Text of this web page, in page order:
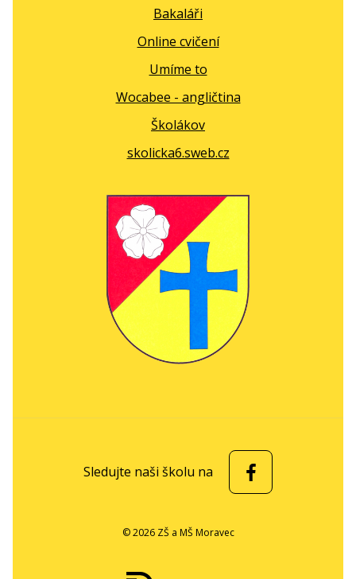
Bakaláři
Online cvičení
Umíme to
Wocabee - angličtina
Školákov
skolicka6.sweb.cz
© 2026 ZŠ a MŠ Moravec
Sledujte naši školu na